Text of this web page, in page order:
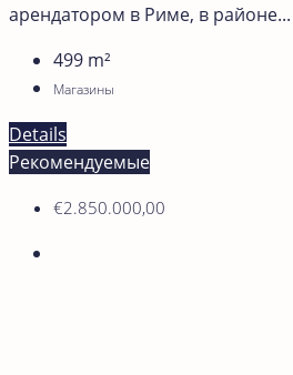
арендатором в Риме, в районе...
499 m²
Магазины
Details
Рекомендуемые
€2.850.000,00